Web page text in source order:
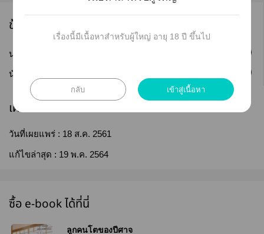
ข้อมูลนักเขียน
นามปากกา :
นักเขียน :
เผยแพร่
วันที่เผยแพร่ : 18 ส.ค. 2561
แก้ไขล่าสุด : 19 พ.ค. 2564
ซื้อ e-book ได้ที่นี่
ลูกคนโตของปีศาจ
เรื่องนี้มีเนื้อหาสำหรับผู้ใหญ่ อายุ 18 ปี ขึ้นไป
กลับ เข้าสู่เนื้อหา